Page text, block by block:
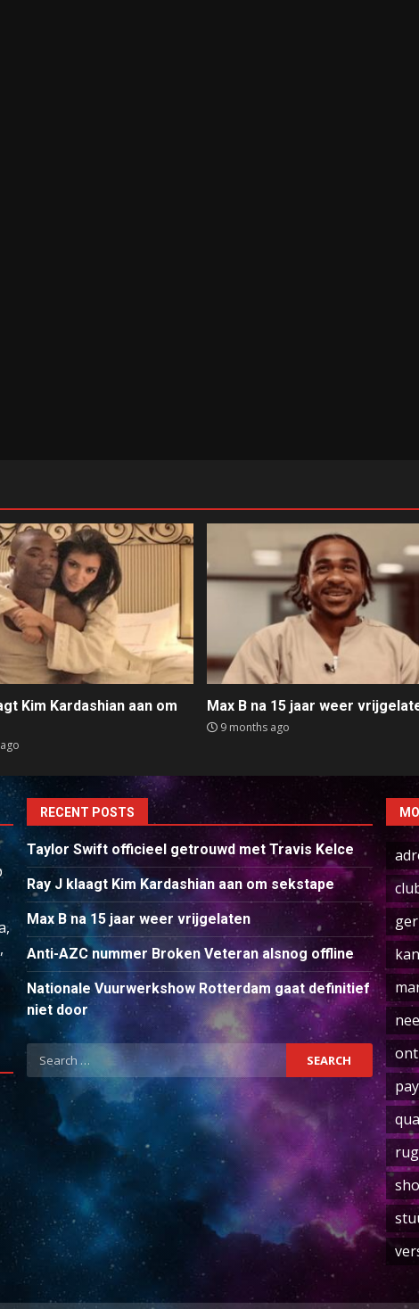
Kim Kardashian aan om
Max B na 15 jaar weer
9 months ago
RECENT POSTS
Taylor Swift officieel getrouwd met Travis Kelce
Ray J klaagt Kim Kardashian aan om sekstape
Max B na 15 jaar weer vrijgelaten
Anti-AZC nummer Broken Veteran alsnog offline
Nationale Vuurwerkshow Rotterdam gaat definitief
niet door
Search
for: